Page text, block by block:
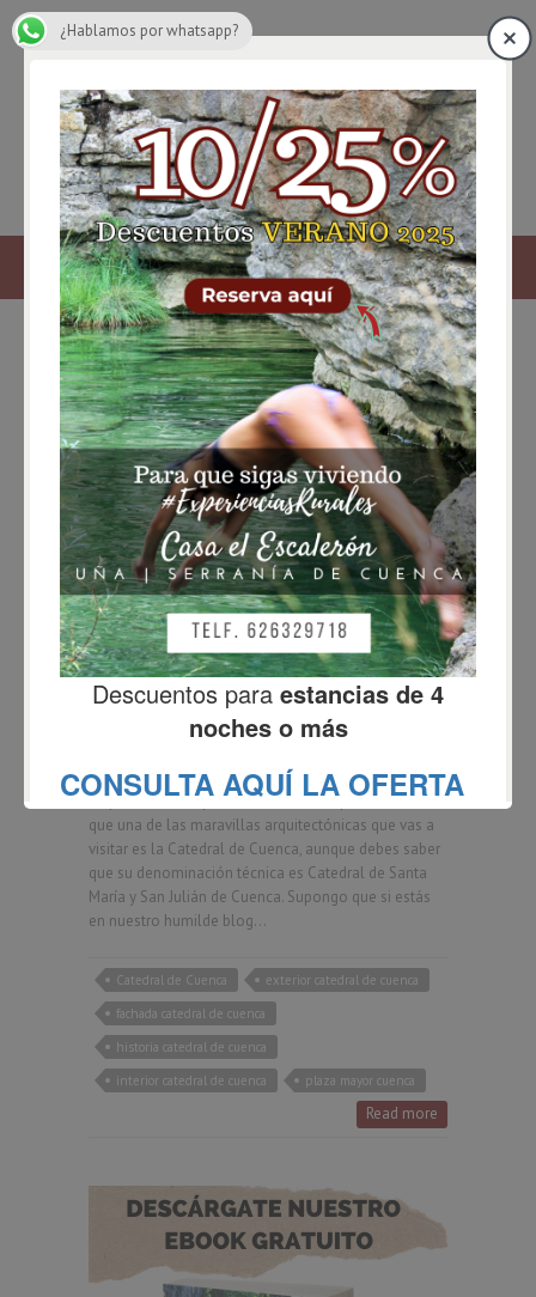
fachada catedral de cuenca
BLOG
La Catedral de Cuenca por
dentro y por fuera:
curiosidades, historia y
arquitectura.
febrero 6, 2018
Si quieres saber qué ver en Cuenca capital está claro
que una de las maravillas arquitectónicas que vas a
visitar es la Catedral de Cuenca, aunque debes saber
que su denominación técnica es Catedral de Santa
María y San Julián de Cuenca. Supongo que si estás
en nuestro humilde blog…
Catedral de Cuenca
exterior catedral de cuenca
fachada catedral de cuenca
historia catedral de cuenca
interior catedral de cuenca
plaza mayor cuenca
Read more
¿Hablamos por whatsapp?